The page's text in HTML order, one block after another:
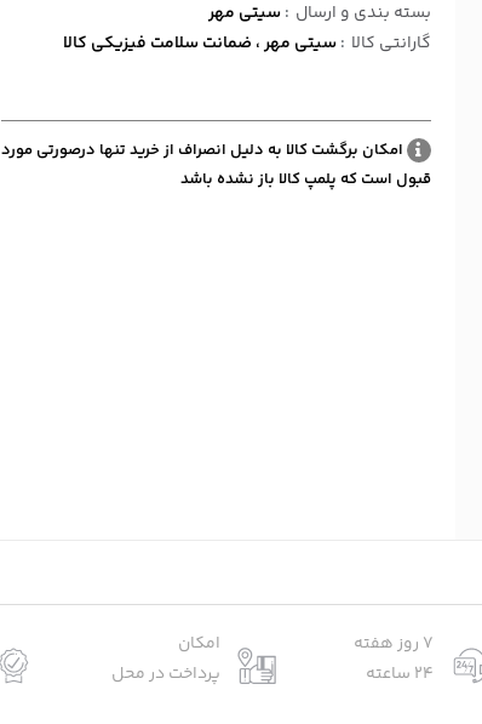
بسته بندی و ارسال :سیتی مهر
گارانتی کالا :سیتی مهر ، ضمانت سلامت فیزیکی کالا
امکان برگشت کالا به دلیل انصراف از خرید تنها درصورتی مورد
قبول است که پلمپ کالا باز نشده باشد
7 روز هفته
24 ساعته
امکان
پرداخت در محل